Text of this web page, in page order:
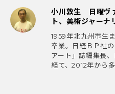
小川敦生 日曜ヴ
ト、美術ジャーナ
1959年北九州市生
卒業。日経ＢＰ社
アート」誌編集長
経て、2012年から多